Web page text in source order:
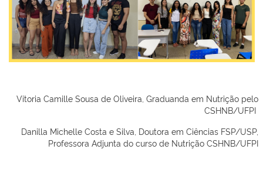
Vitoria Camille Sousa de Oliveira, Graduanda em Nutrição pelo
CSHNB/UFPI
Danilla Michelle Costa e Silva, Doutora em Ciências FSP/USP,
Professora Adjunta do curso de Nutrição CSHNB/UFPI